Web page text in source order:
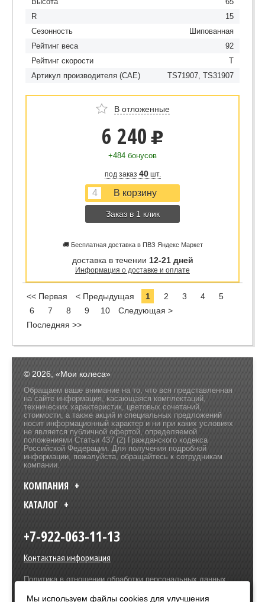
R
15
Сезонность
Шипованная
Рейтинг веса
92
Рейтинг скорости
T
Артикул производителя (CAE)
TS71907, TS31907
В отложенные
6 240 u
+484 бонусов
под заказ 40шт.
Заказ в 1 клик
🚚 Бесплатная доставка в ПВЗ Яндекс Маркет
доставка в течении 12-21 дней
Информация о доставке и оплате
<< Первая < Предыдущая 1 2 3 4
5
6
7 8 9 10
Следующая >
Последняя >>
© 2026, «Мои колеса»
Обращаем ваше внимание на то, что вся представленная
на сайте информация, касающаяся комплектаций,
технических характеристик, цветовых сочетаний,
стоимости, а также акций и специальных предложений
носит информационный характер и ни при каких условиях
не является публичной офертой, определяемой
положениями Статьи 437 (2) Гражданского кодекса
Российской Федерации. Для получения подробной
информации, пожалуйста, обращайтесь к сотрудникам
компании.
КОМПАНИЯ
КАТАЛОГ
+7-922-063-11-13
Контактная информация
Политика в отношении обработки персональных данных
Мы используем файлы cookies для улучшения